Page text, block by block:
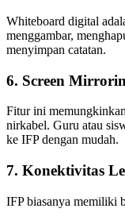
Whiteboard digital
menggambar,
menyimpan catatan.
6. Screen
Fitur ini
nirkabel. Guru atau
ke IFP dengan mudah.
7. Konektivitas
IFP biasanya memiliki